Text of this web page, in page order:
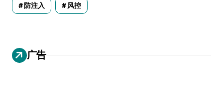
防注入 风控
广告